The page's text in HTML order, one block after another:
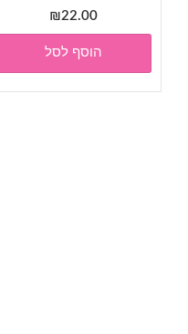
₪22.00
הוסף לסל